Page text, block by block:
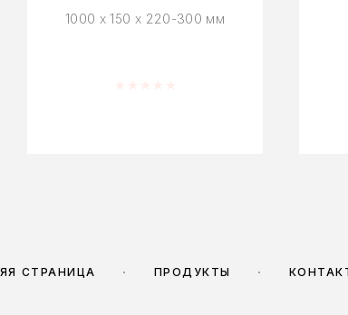
1000 x 150 x 220-300 мм
СТРАНИЦА ПРОДУКТЫ